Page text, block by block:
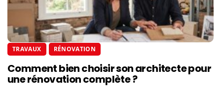
TRAVAUX RÉNOVATION
Comment bien choisir son architecte pour
une rénovation complète ?